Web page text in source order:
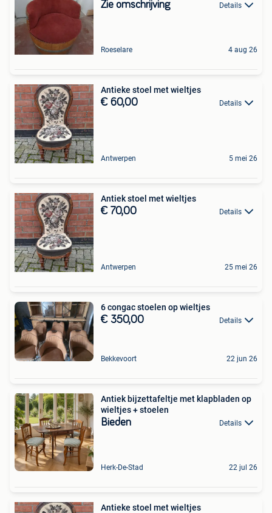
Zie omschrijving Details
Roeselare 4 aug 26
Antieke stoel met wieltjes
€ 60,00 Details
Antwerpen 5 mei 26
Antiek stoel met wieltjes
€ 70,00 Details
Antwerpen 25 mei 26
6 congac stoelen op wieltjes
€ 350,00 Details
Bekkevoort 22 jun 26
Antiek bijzettafeltje met klapbladen op
wieltjes + stoelen
Bieden Details
Herk-De-Stad 22 jul 26
Antieke stoel met wieltjes